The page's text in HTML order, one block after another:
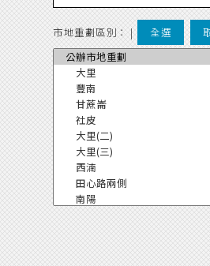
市地重劃區別： | 全選